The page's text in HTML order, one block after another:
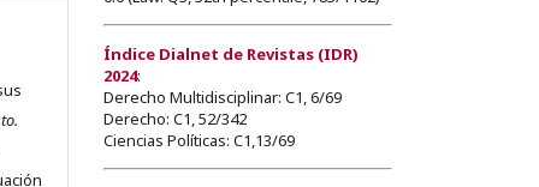
Índice Dialnet de Revistas (IDR)
2024:
Derecho Multidisciplinar: C1, 6/69
Derecho: C1, 52/342
Ciencias Políticas: C1,13/69